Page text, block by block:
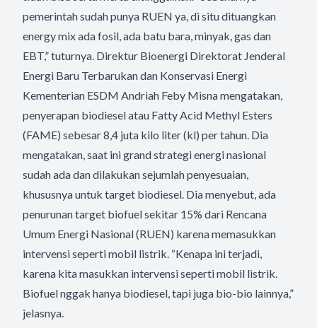
pemerintah sudah punya RUEN ya, di situ dituangkan
energy mix ada fosil, ada batu bara, minyak, gas dan
EBT,” tuturnya. Direktur Bioenergi Direktorat Jenderal
Energi Baru Terbarukan dan Konservasi Energi
Kementerian ESDM Andriah Feby Misna mengatakan,
penyerapan biodiesel atau Fatty Acid Methyl Esters
(FAME) sebesar 8,4 juta kilo liter (kl) per tahun. Dia
mengatakan, saat ini grand strategi energi nasional
sudah ada dan dilakukan sejumlah penyesuaian,
khususnya untuk target biodiesel. Dia menyebut, ada
penurunan target biofuel sekitar 15% dari Rencana
Umum Energi Nasional (RUEN) karena memasukkan
intervensi seperti mobil listrik. “Kenapa ini terjadi,
karena kita masukkan intervensi seperti mobil listrik.
Biofuel nggak hanya biodiesel, tapi juga bio-bio lainnya,”
jelasnya.